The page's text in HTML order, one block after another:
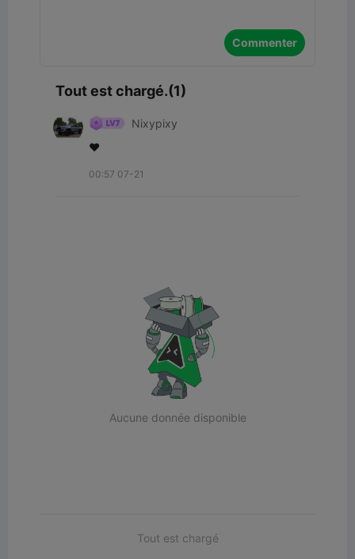
Commenter
Tout est chargé.(1)
Nixypixy
❤
00:57 07-21
Aucune donnée disponible
Tout est chargé